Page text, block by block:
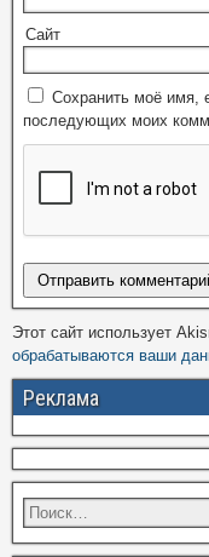
Сайт
Сохранить моё имя,
последующих моих
Этот сайт использует
обрабатываются ваши
Реклама